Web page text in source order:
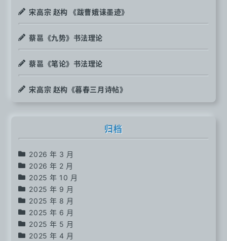
宋高宗 赵构 《跋曹娥诔墨迹》
蔡邕《九势》书法理论
蔡邕《笔论》书法理论
宋高宗 赵构《暮春三月诗帖》
归档
2026 年 3 月
2026 年 2 月
2025 年 10 月
2025 年 9 月
2025 年 8 月
2025 年 6 月
2025 年 5 月
2025 年 4 月